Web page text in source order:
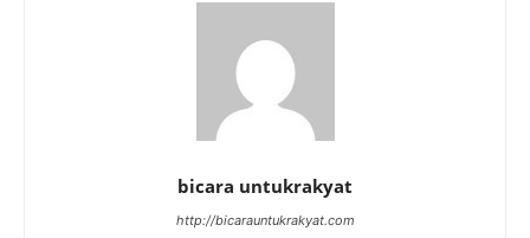
bicara untukrakyat
http://bicarauntukrakyat.com